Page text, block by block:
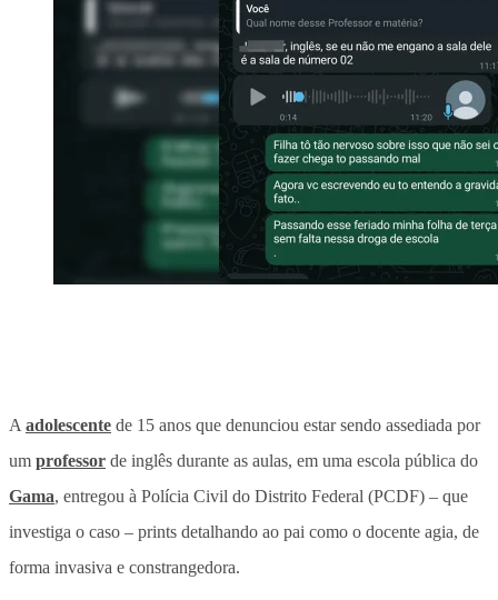
A adolescente de 15 anos que denunciou estar sendo assediada por
um professor de inglês durante as aulas, em uma escola pública do
Gama, entregou à Polícia Civil do Distrito Federal (PCDF) – que
investiga o caso – prints detalhando ao pai como o docente agia, de
forma invasiva e constrangedora.